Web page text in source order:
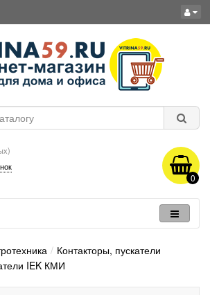
0
Контакторы, пускатели
IEK КМИ